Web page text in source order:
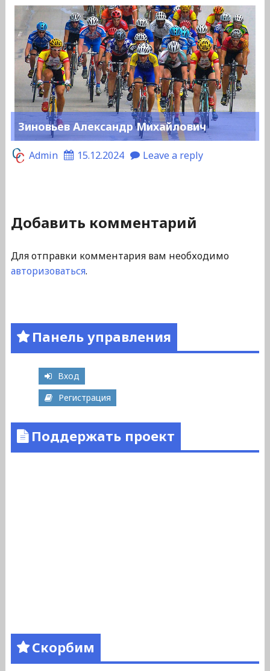
Зиновьев Александр Михайлович
Admin 15.12.2024 Leave a reply
Добавить комментарий
Для отправки комментария вам необходимо
авторизоваться.
Панель управления
Вход
Регистрация
Поддержать проект
Скорбим